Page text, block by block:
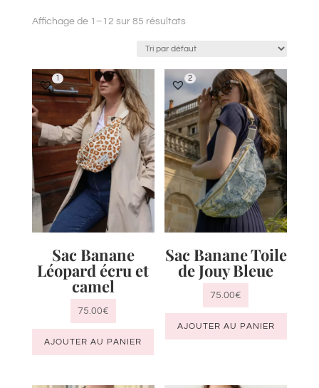
Affichage de 1–12 sur 85 résultats
1
Sac Banane
Léopard écru et
camel
75.00€
AJOUTER AU PANIER
2
Sac Banane Toile
de Jouy Bleue
75.00€
AJOUTER AU PANIER